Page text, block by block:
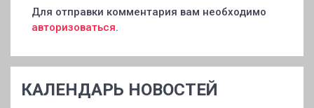
Для отправки комментария вам необходимо
авторизоваться.
КАЛЕНДАРЬ НОВОСТЕЙ